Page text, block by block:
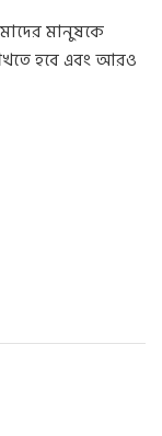
মানুষকে
হবে এবং আরও